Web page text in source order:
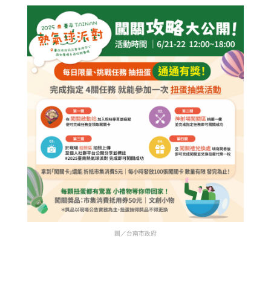
圖／台南市政府